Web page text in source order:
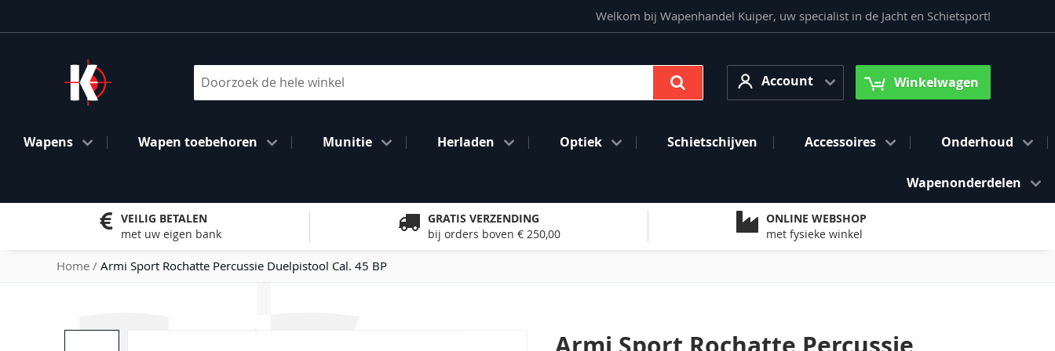
naar
inhoud
Welkom bij Wapenhandel Kuiper, uw specialist in de Jacht en Schietsport!
AccountAccount Winkelwagen
Wapens Wapen toebehoren Munitie Herladen Optiek Schietschijven Accessoires Onderhoud
Wapenonderdelen
VEILIG BETALEN
met uw eigen bank
GRATIS VERZENDING
bij orders boven € 250,00
ONLINE WEBSHOP
met fysieke winkel
Home Armi Sport Rochatte Percussie Duelpistool Cal. 45 BP